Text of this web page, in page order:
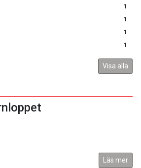
1
1
1
1
Visa alla
Läs mer